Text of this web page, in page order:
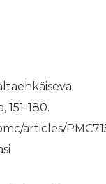
180.
articles/